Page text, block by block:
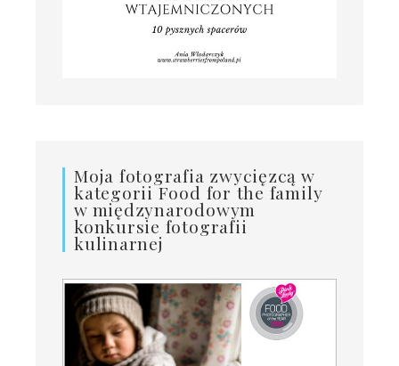
Moja fotografia zwycięzcą w
kategorii Food for the family
w międzynarodowym
konkursie fotografii
kulinarnej